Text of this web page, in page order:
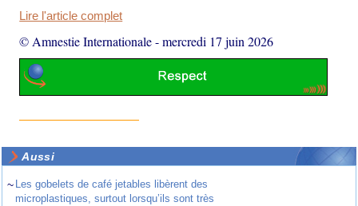
Lire l'article complet
© Amnestie Internationale-mercredi 17 juin 2026
Aussi
~ Les gobelets de café jetables libèrent des
microplastiques, surtout lorsqu’ils sont très